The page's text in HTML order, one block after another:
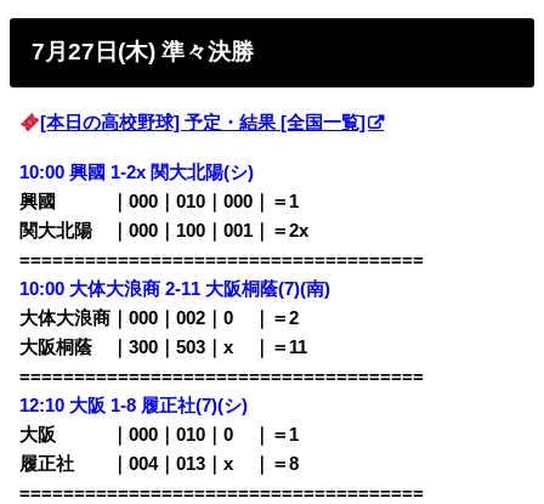
7月27日(木) 準々決勝
[本日の高校野球] 予定・結果 [全国一覧]
10:00 興國 1-2x 関大北陽(シ)
興國 ｜000｜010｜000｜＝1
関大北陽 ｜000｜100｜001｜＝2x
=====================================
10:00 大体大浪商 2-11 大阪桐蔭(7)(南)
大体大浪商｜000｜002｜0
｜＝2
大阪桐蔭 ｜300｜503｜x
｜＝11
=====================================
12:10 大阪 1-8 履正社(7)(シ)
大阪 ｜000｜010｜0
｜＝1
履正社 ｜004｜013｜x
｜＝8
=====================================